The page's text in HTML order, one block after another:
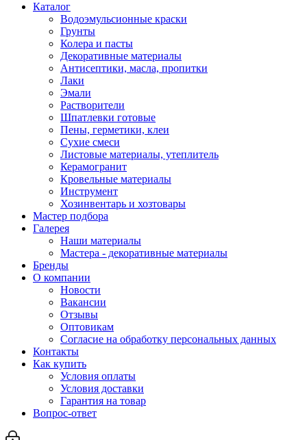
Каталог
Водоэмульсионные краски
Грунты
Колера и пасты
Декоративные материалы
Антисептики, масла, пропитки
Лаки
Эмали
Растворители
Шпатлевки готовые
Пены, герметики, клеи
Сухие смеси
Листовые материалы, утеплитель
Керамогранит
Кровельные материалы
Инструмент
Хозинвентарь и хозтовары
Мастер подбора
Галерея
Наши материалы
Мастера - декоративные материалы
Бренды
О компании
Новости
Вакансии
Отзывы
Оптовикам
Cогласие на обработку персональных данных
Контакты
Как купить
Условия оплаты
Условия доставки
Гарантия на товар
Вопрос-ответ